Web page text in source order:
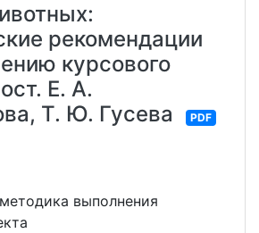
рекомендации
курсового
Е. А.
Т. Ю. Гусева
PDF
выполнения